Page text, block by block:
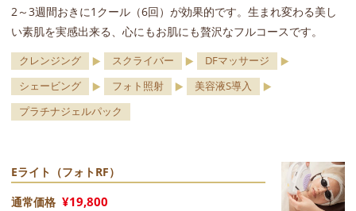
2～3週間おきに1クール（6回）が効果的です。生まれ変わる美し
い素肌を実感出来る、心にもお肌にも贅沢なフルコースです。
クレンジング スクライバー
DFマッサージ
シェービング
フォト照射
美容液S導入
プラチナジェルパック
Eライト（フォトRF）
通常価格 ¥19,800